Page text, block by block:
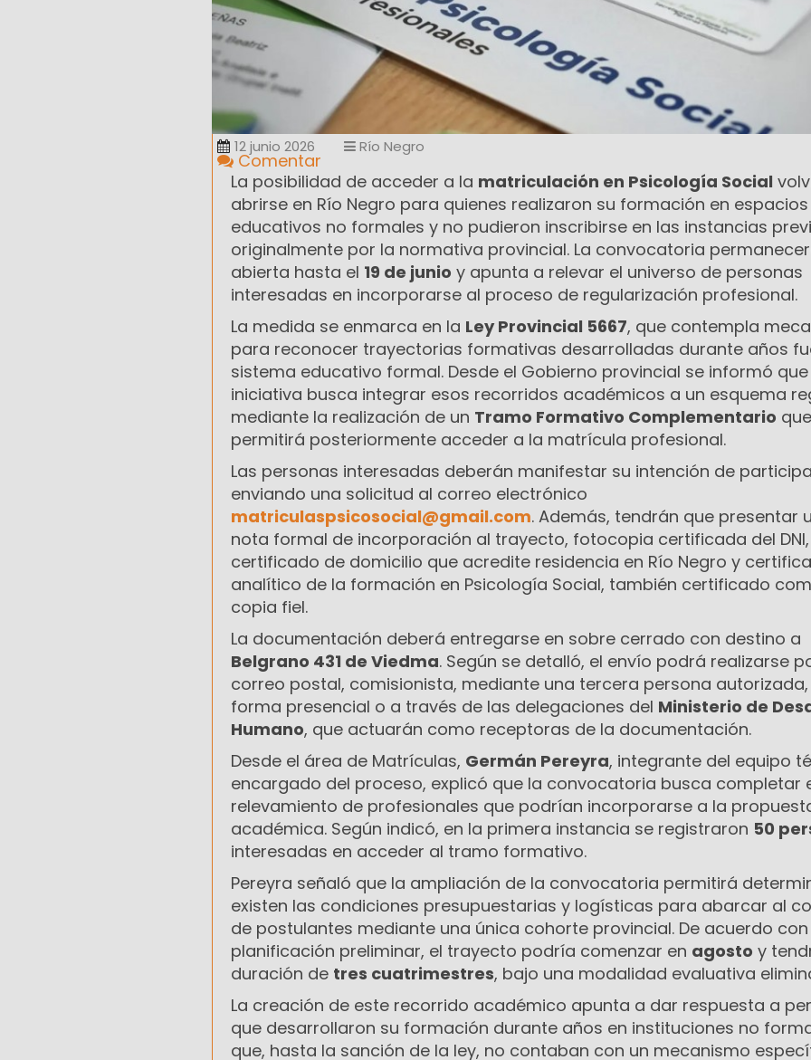
12 junio 2026 Río Negro
Comentar
La posibilidad de acceder a la matriculación en Psicología Social
abrirse en Río Negro para quienes realizaron su formación en espacios
educativos no formales y no pudieron inscribirse en las instancias
originalmente por la normativa provincial. La convocatoria
abierta hasta el 19 de junio y apunta a relevar el universo de personas
interesadas en incorporarse al proceso de regularización profesional.
La medida se enmarca en la Ley Provincial 5667, que contempla
para reconocer trayectorias formativas desarrolladas durante años
sistema educativo formal. Desde el Gobierno provincial se informó
iniciativa busca integrar esos recorridos académicos a un esquema
mediante la realización de un Tramo Formativo Complementario que
permitirá posteriormente acceder a la matrícula profesional.
Las personas interesadas deberán manifestar su intención de
enviando una solicitud al correo electrónico
matriculaspsicosocial@gmail.com. Además, tendrán que presentar
nota formal de incorporación al trayecto, fotocopia certificada del DNI,
certificado de domicilio que acredite residencia en Río Negro y
analítico de la formación en Psicología Social, también certificado
copia fiel.
La documentación deberá entregarse en sobre cerrado con destino a
Belgrano 431 de Viedma. Según se detalló, el envío podrá realizarse
correo postal, comisionista, mediante una tercera persona
forma presencial o a través de las delegaciones del Ministerio de
Humano, que actuarán como receptoras de la documentación.
Desde el área de Matrículas, Germán Pereyra, integrante del equipo
encargado del proceso, explicó que la convocatoria busca completar
relevamiento de profesionales que podrían incorporarse a la
académica. Según indicó, en la primera instancia se registraron 50
interesadas en acceder al tramo formativo.
Pereyra señaló que la ampliación de la convocatoria permitirá
existen las condiciones presupuestarias y logísticas para abarcar al
de postulantes mediante una única cohorte provincial. De acuerdo
planificación preliminar, el trayecto podría comenzar en agosto y
duración de tres cuatrimestres, bajo una modalidad evaluativa
La creación de este recorrido académico apunta a dar respuesta a
que desarrollaron su formación durante años en instituciones no
que, hasta la sanción de la ley, no contaban con un mecanismo